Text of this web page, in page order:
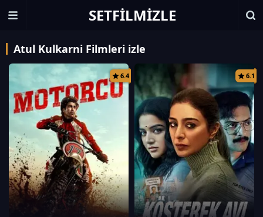
SETFILMIZLE
Atul Kulkarni Filmleri izle
6.4 6.1